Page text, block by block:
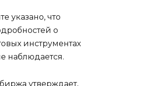
указано, что
о
инструментах
наблюдается.
утверждает,